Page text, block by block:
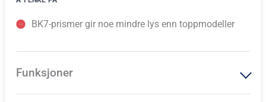
BK7-prismer gir noe mindre lys enn toppmodeller
Funksjoner